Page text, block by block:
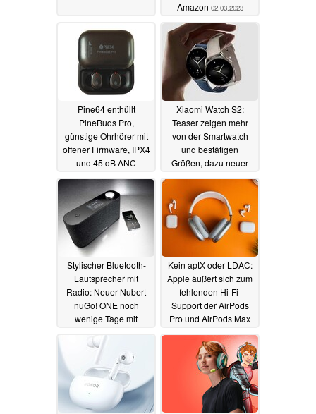
Amazon 02.03.2023
Pine64 enthüllt
PineBuds Pro,
günstige Ohrhörer mit
offener Firmware, IPX4
und 45 dB ANC
06.12.2022
Xiaomi Watch S2:
Teaser zeigen mehr
von der Smartwatch
und bestätigen
Größen, dazu neuer
Lautsprecher
angeteasert29.11.2022
Stylischer Bluetooth-
Lautsprecher mit
Radio: Neuer Nubert
nuGo! ONE noch
wenige Tage mit
Rabatt erhältlich
25.11.2022
Kein aptX oder LDAC:
Apple äußert sich zum
fehlenden Hi-Fi-
Support der AirPods
Pro und AirPods Max
24.11.2022